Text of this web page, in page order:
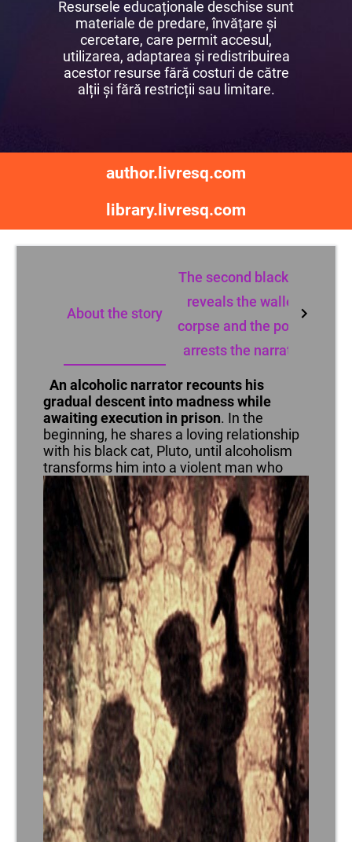
Resursele educaționale deschise sunt
materiale de predare, învățare și
cercetare, care permit accesul,
utilizarea, adaptarea și redistribuirea
acestor resurse fără costuri de către
alții și fără restricții sau limitare.
author.livresq.com
library.livresq.com
About the story
The second black cat
reveals the walled
corpse and the police
arrests the narrator.
An alcoholic narrator recounts his
gradual descent into madness while
awaiting execution in prison. In the
beginning, he shares a loving relationship
with his black cat, Pluto, until alcoholism
transforms him into a violent man who